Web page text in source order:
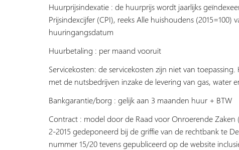
Huurprijsindexatie : de huurprijs wordt jaarlijks
Prijsindexcijfer (CPI), reeks Alle huishoudens
huuringangsdatum
Huurbetaling : per maand vooruit
Servicekosten: de servicekosten zijn niet van
met de nutsbedrijven inzake de levering van gas, water
Bankgarantie/borg : gelijk aan 3 maanden huur + BTW
Contract : model door de Raad voor Onroerende Zaken
2-2015 gedeponeerd bij de griffie van de rechtbank te
nummer 15/20 tevens gepubliceerd op de website